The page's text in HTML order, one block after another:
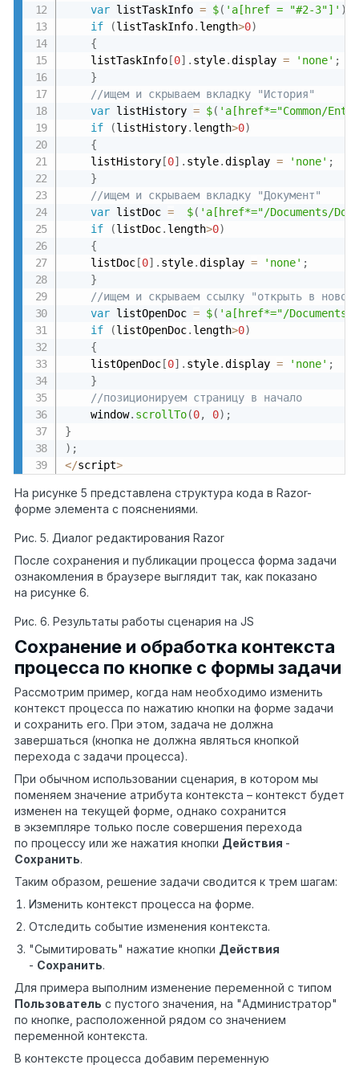
var listTaskInfo = $( 'a[href = "#2-3"]' )
if
(listTaskInfo. length>0)
{
	listTaskInfo
[0] . style.display = 'none' ;
}
//ищем и скрываем вкладку "История"
var listHistory = $( 'a[href*="Common/
if
(listHistory. length>0)
{
	listHistory
[0] . style.display = 'none' ;
}
//ищем и скрываем вкладку "Документ"
var listDoc = $( 'a[href*="/Documents/
if
(listDoc. length>0)
{
	listDoc
[0] . style.display = 'none' ;
}
//ищем и скрываем ссылку "открыть в новом
var listOpenDoc = $( 'a[href*="/Documents/
if
(listOpenDoc. length>0)
{
	listOpenDoc
[0] . style.display = 'none' ;
}
//позиционируем страницу в начало
	window
. scrollTo(0, 0) ;
}
) ;
</script>
На рисунке 5 представлена структура кода в Razor-
форме элемента с пояснениями.
Рис. 5. Диалог редактирования Razor
После сохранения и публикации процесса форма задачи
ознакомления в браузере выглядит так, как показано
на рисунке 6.
Рис. 6. Результаты работы сценария на JS
Сохранение и обработка контекста
процесса по кнопке с формы задачи
Рассмотрим пример, когда нам необходимо изменить
контекст процесса по нажатию кнопки на форме задачи
и сохранить его. При этом, задача не должна
завершаться (кнопка не должна являться кнопкой
перехода с задачи процесса).
При обычном использовании сценария, в котором мы
поменяем значение атрибута контекста – контекст будет
изменен на текущей форме, однако сохранится
в экземпляре только после совершения перехода
по процессу или же нажатия кнопки Действия -
Сохранить.
Таким образом, решение задачи сводится к трем шагам:
Изменить контекст процесса на форме.
Отследить событие изменения контекста.
"Сымитировать" нажатие кнопки Действия
- Сохранить.
Для примера выполним изменение переменной с типом
Пользователь с пустого значения, на "Администратор"
по кнопке, расположенной рядом со значением
переменной контекста.
В контексте процесса добавим переменную